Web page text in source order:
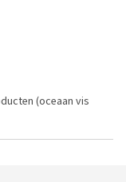
(oceaan vis